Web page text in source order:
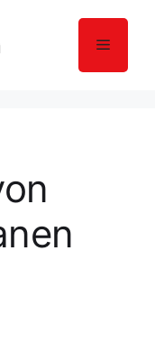
Menü